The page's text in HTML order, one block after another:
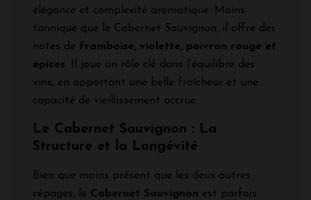
élégance et complexité aromatique. Moins
tannique que le Cabernet Sauvignon, il offre des
notes de framboise, violette, poivron rouge et
épices. Il joue un rôle clé dans l’équilibre des
vins, en apportant une belle fraîcheur et une
capacité de vieillissement accrue.
Le Cabernet Sauvignon : La
Structure et la Longévité
Bien que moins présent que les deux autres
cépages, le Cabernet Sauvignon est parfois